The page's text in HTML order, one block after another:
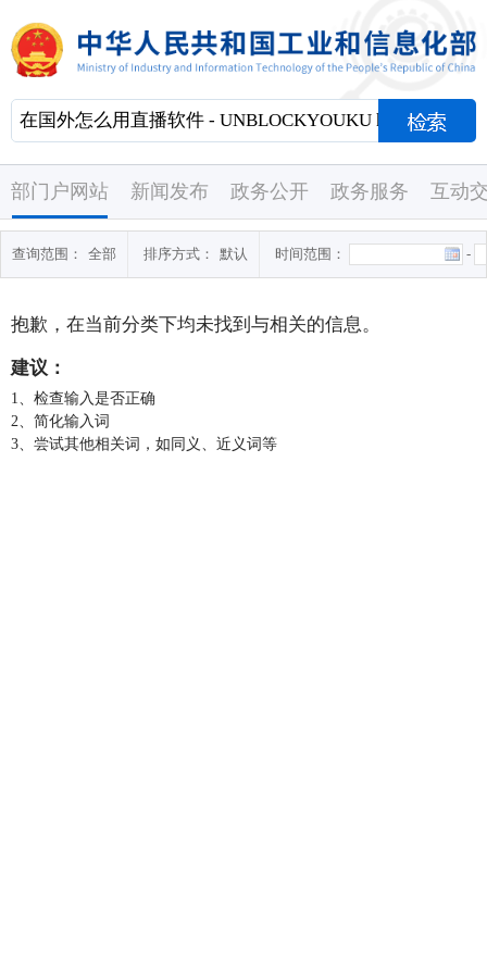
部门户网站 新闻发布 政务公开 政务服务 互动
查询范围： 全部 排序方式： 默认 时间范围： -
抱歉，在当前分类下均未找到与相关的信息。
建议：
1、检查输入是否正确
2、简化输入词
3、尝试其他相关词，如同义、近义词等